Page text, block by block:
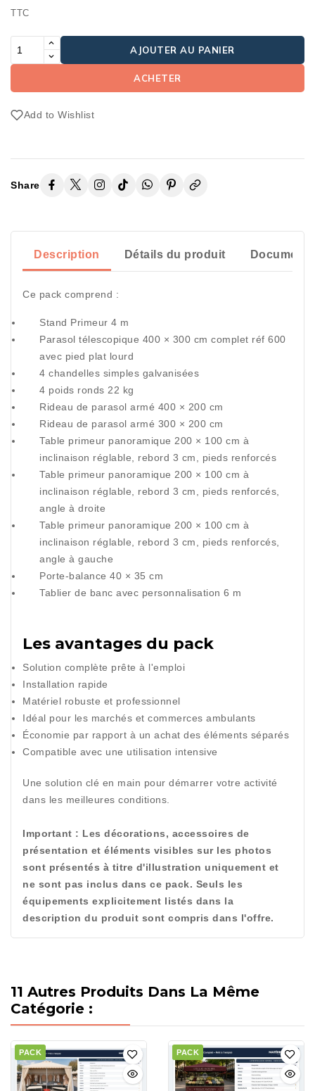
TTC
AJOUTER AU PANIER
ACHETER
Add to Wishlist
Share
Description Détails du produit
Ce pack comprend :
Stand Primeur 4 m
Parasol télescopique 400 × 300 cm complet réf 600
avec pied plat lourd
4 chandelles simples galvanisées
4 poids ronds 22 kg
Rideau de parasol armé 400 × 200 cm
Rideau de parasol armé 300 × 200 cm
Table primeur panoramique 200 × 100 cm à
inclinaison réglable, rebord 3 cm, pieds renforcés
Table primeur panoramique 200 × 100 cm à
inclinaison réglable, rebord 3 cm, pieds renforcés,
angle à droite
Table primeur panoramique 200 × 100 cm à
inclinaison réglable, rebord 3 cm, pieds renforcés,
angle à gauche
Porte-balance 40 × 35 cm
Tablier de banc avec personnalisation 6 m
Les avantages du pack
Solution complète prête à l'emploi
Installation rapide
Matériel robuste et professionnel
Idéal pour les marchés et commerces ambulants
Économie par rapport à un achat des éléments séparés
Compatible avec une utilisation intensive
Une solution clé en main pour démarrer votre activité
dans les meilleures conditions.
Important : Les décorations, accessoires de
présentation et éléments visibles sur les photos
sont présentés à titre d'illustration uniquement et
ne sont pas inclus dans ce pack. Seuls les
équipements explicitement listés dans la
description du produit sont compris dans l'offre.
11 Autres Produits Dans La Même
Catégorie :
PACK PACK